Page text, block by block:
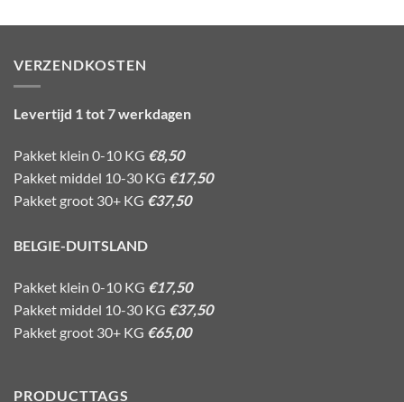
VERZENDKOSTEN
Levertijd 1 tot 7 werkdagen
Pakket klein 0-10 KG €8,50
Pakket middel 10-30 KG €17,50
Pakket groot 30+ KG €37,50
BELGIE-DUITSLAND
Pakket klein 0-10 KG €17,50
Pakket middel 10-30 KG €37,50
Pakket groot 30+ KG €65,00
PRODUCTTAGS